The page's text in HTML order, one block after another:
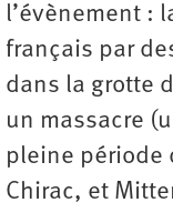
l’évènement :
français par
dans la grotte
un massacre
pleine période
Chirac, et